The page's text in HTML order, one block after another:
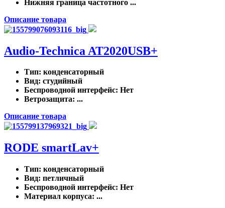
Нижняя граница частотного ...
Описание товара
Audio-Technica AT2020USB+
Тип: конденсаторный
Вид: студийный
Беспроводной интерфейс: Нет
Ветрозащита: ...
Описание товара
RODE smartLav+
Тип: конденсаторный
Вид: петличный
Беспроводной интерфейс: Нет
Материал корпуса: ...